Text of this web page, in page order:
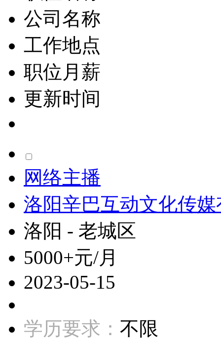
公司名称
工作地点
职位月薪
更新时间
网络主播
洛阳辛巴互动文化传
洛阳 - 老城区
5000+元/月
2023-05-15
学历要求： 不限